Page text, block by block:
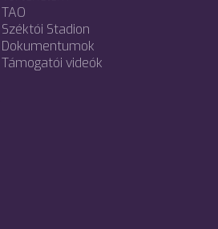
TAO
Széktói Stadion
Dokumentumok
Támogatói videók